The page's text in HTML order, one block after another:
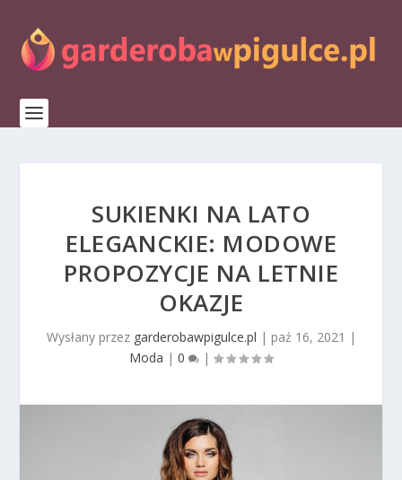
SUKIENKI NA LATO
ELEGANCKIE: MODOWE
PROPOZYCJE NA LETNIE
OKAZJE
Wysłany przez garderobawpigulce.pl | paź 16, 2021 |
Moda | 0 |